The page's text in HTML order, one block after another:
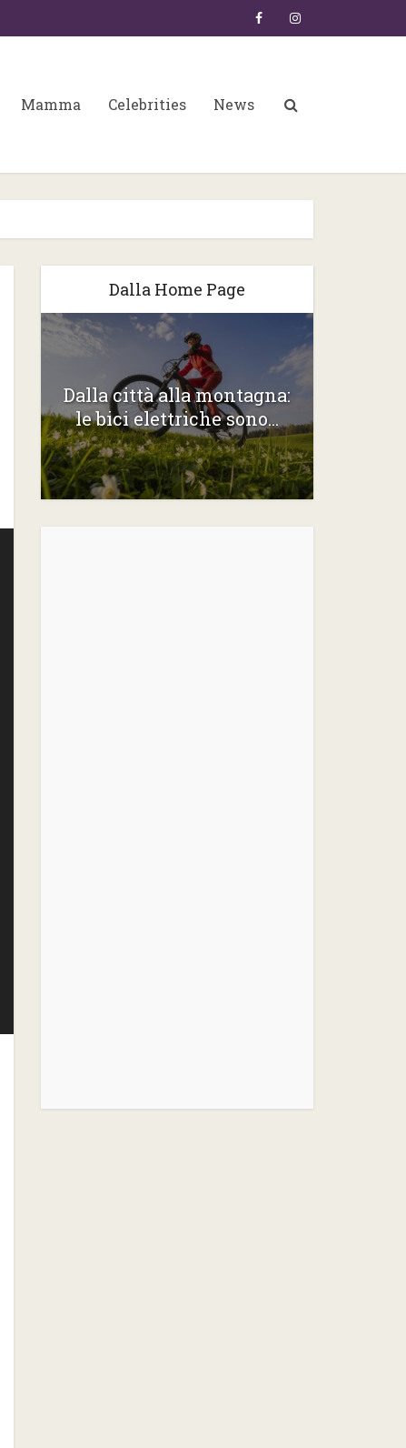
Mamma Celebrities News
Dalla Home Page
Dalla città alla montagna:
le bici elettriche sono...